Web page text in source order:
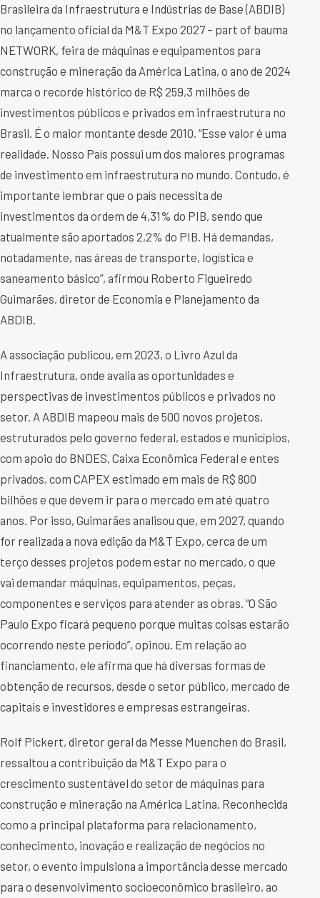
Brasileira da Infraestrutura e Indústrias de Base (ABDIB)
no lançamento oficial da M&T Expo 2027 – part of bauma
NETWORK, feira de máquinas e equipamentos para
construção e mineração da América Latina, o ano de 2024
marca o recorde histórico de R$ 259,3 milhões de
investimentos públicos e privados em infraestrutura no
Brasil. É o maior montante desde 2010. “Esse valor é uma
realidade. Nosso País possui um dos maiores programas
de investimento em infraestrutura no mundo. Contudo, é
importante lembrar que o país necessita de
investimentos da ordem de 4,31% do PIB, sendo que
atualmente são aportados 2,2% do PIB. Há demandas,
notadamente, nas áreas de transporte, logística e
saneamento básico”, afirmou Roberto Figueiredo
Guimarães, diretor de Economia e Planejamento da
ABDIB.
A associação publicou, em 2023, o Livro Azul da
Infraestrutura, onde avalia as oportunidades e
perspectivas de investimentos públicos e privados no
setor. A ABDIB mapeou mais de 500 novos projetos,
estruturados pelo governo federal, estados e municípios,
com apoio do BNDES, Caixa Econômica Federal e entes
privados, com CAPEX estimado em mais de R$ 800
bilhões e que devem ir para o mercado em até quatro
anos. Por isso, Guimarães analisou que, em 2027, quando
for realizada a nova edição da M&T Expo, cerca de um
terço desses projetos podem estar no mercado, o que
vai demandar máquinas, equipamentos, peças,
componentes e serviços para atender as obras. “O São
Paulo Expo ficará pequeno porque muitas coisas estarão
ocorrendo neste período”, opinou. Em relação ao
financiamento, ele afirma que há diversas formas de
obtenção de recursos, desde o setor público, mercado de
capitais e investidores e empresas estrangeiras.
Rolf Pickert, diretor geral da Messe Muenchen do Brasil,
ressaltou a contribuição da M&T Expo para o
crescimento sustentável do setor de máquinas para
construção e mineração na América Latina. Reconhecida
como a principal plataforma para relacionamento,
conhecimento, inovação e realização de negócios no
setor, o evento impulsiona a importância desse mercado
para o desenvolvimento socioeconômico brasileiro, ao